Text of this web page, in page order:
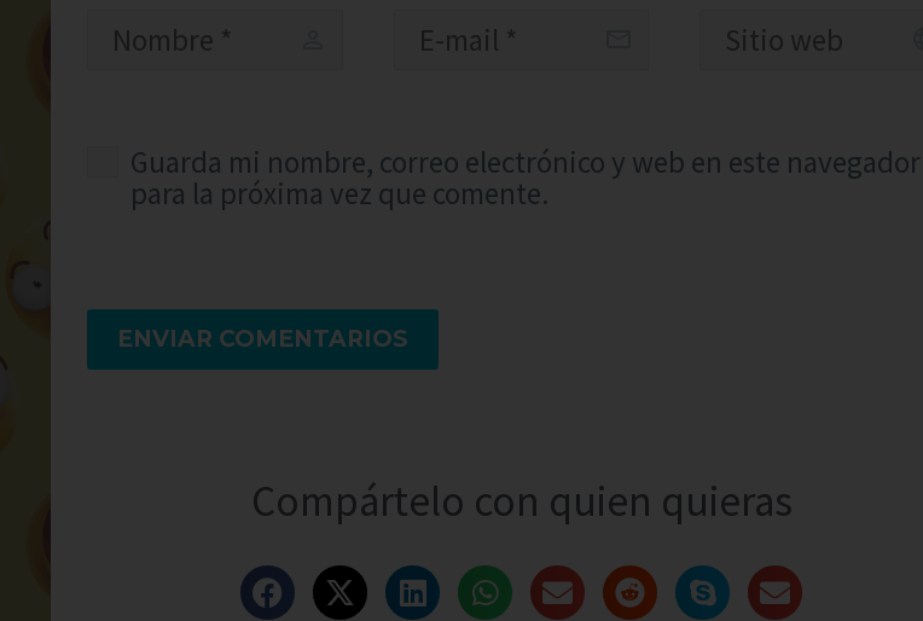
Guarda mi nombre, correo electrónico y web en este navegador
para la próxima vez que comente.
ENVIAR COMENTARIOS
Compártelo con quien quieras